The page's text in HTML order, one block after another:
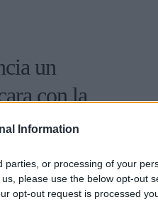
Information
parties, or processing of your
please use the below opt-out
opt-out request is processed
un
con la
meglio.